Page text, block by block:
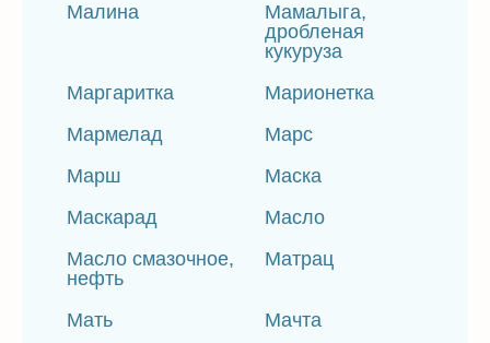
Малина
Мамалыга,
дробленая
кукуруза
Маргаритка
Марионетка
Мармелад
Марс
Марш
Маска
Маскарад
Масло
Масло смазочное,
нефть
Матрац
Мать
Мачта